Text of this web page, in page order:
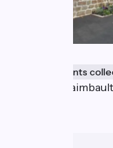
Hébergements
Saint-Fraimbault